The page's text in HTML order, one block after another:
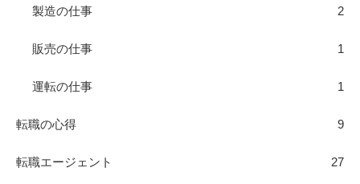
製造の仕事 2
販売の仕事 1
運転の仕事 1
転職の心得 9
転職エージェント 27